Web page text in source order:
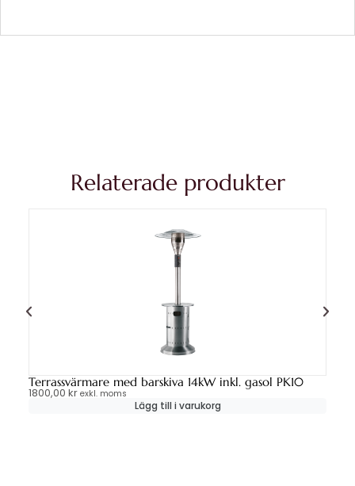
Relaterade produkter
Terrassvärmare med barskiva 14kW inkl. gasol PK10
1800,00 kr exkl. moms
Lägg till i varukorg